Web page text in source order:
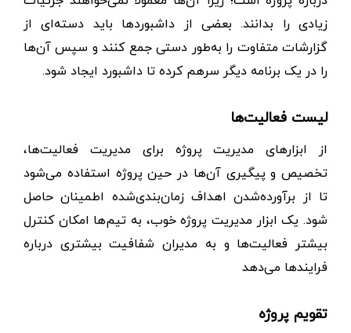
زیادی را بدانند. بعضی از داشبوردها باید دسته‌ای از
گزارشات متفاوت را به‌طور دستی جمع کنند و سپس آن‌ها
را در یک برنامه دیگر سرهم کرده تا داشبورد ایجاد شود.
لیست فعالیت‌ها
از ابزارهای مدیریت پروژه برای مدیریت فعالیت‌ها،
تخصیص و پیگیری آن‌ها در حین پروژه استفاده می‌شود
تا از برآورده‌شدن اهداف زمان‌بندی‌شده اطمینان حاصل
شود. یک ابزار مدیریت پروژه خوب، به تیم‌ها امکان کنترل
بیشتر فعالیت‌ها و به مدیران شفافیت بیشتری درباره
فرایندها می‌دهد
تقویم پروژه